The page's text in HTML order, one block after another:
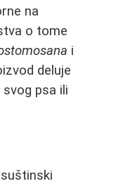
na
o tome
i
deluje
psa ili